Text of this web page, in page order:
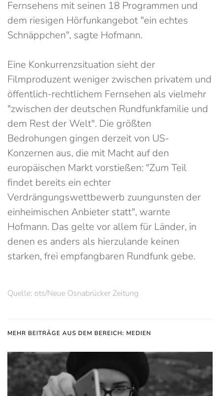
Fernsehens mit seinen 18 Programmen und
dem riesigen Hörfunkangebot "ein echtes
Schnäppchen", sagte Hofmann.
Eine Konkurrenzsituation sieht der
Filmproduzent weniger zwischen privatem und
öffentlich-rechtlichem Fernsehen als vielmehr
"zwischen der deutschen Rundfunkfamilie und
dem Rest der Welt". Die größten
Bedrohungen gingen derzeit von US-
Konzernen aus, die mit Macht auf den
europäischen Markt vorstießen: "Zum Teil
findet bereits ein echter
Verdrängungswettbewerb zuungunsten der
einheimischen Anbieter statt", warnte
Hofmann. Das gelte vor allem für Länder, in
denen es anders als hierzulande keinen
starken, frei empfangbaren Rundfunk gebe.
Quelle: ots/Neue Osnabrücker Zeitung
MEHR BEITRÄGE AUS DEM BEREICH: MEDIEN